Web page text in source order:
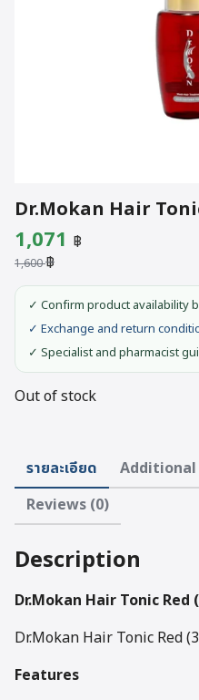
Dr.Mokan Hair
1,600฿
Original
price
was:
1,600 ฿.
1,071 ฿
is:
1,071 ฿.
✓ Confirm product availability
✓ Exchange and return
✓ Specialist and pharmacist
Out of stock
รายละเอียด
Reviews (0)
Description
Dr.Mokan Hair Tonic Red
Dr.Mokan Hair Tonic Red
Features